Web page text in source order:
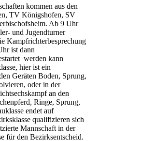
kommen aus den
TV Königshofen, SV
Ab 9 Uhr
und Jugendturner
Kampfrichterbesprechung
ist dann
werden kann
hier ist ein
Geräten Boden, Sprung,
oder in der
an den
Ringe, Sprung,
endet auf
qualifizieren sich
Mannschaft in der
für den Bezirksentscheid.